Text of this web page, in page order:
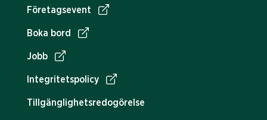
Företagsevent
Boka bord
Jobb
Integritetspolicy
Tillgänglighetsredogörelse